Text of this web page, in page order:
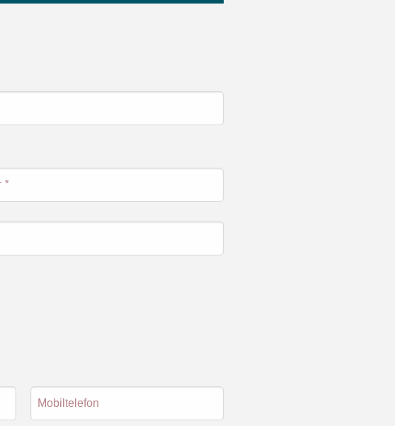
*
Mobiltelefon